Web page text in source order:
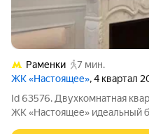
Раменки
7 мин.
ЖК «Настоящее», 4 квартал
Id 63576. Двухкомнатная
ЖК «Настоящее» идеальный баланс тишины и доступности Эта